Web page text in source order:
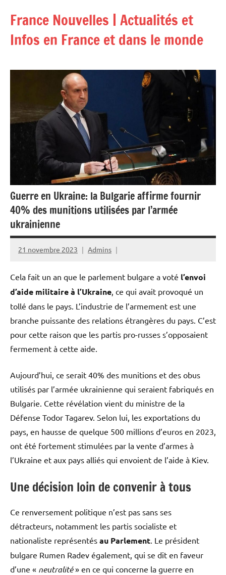
contenu
France Nouvelles | Actualités et
Infos en France et dans le monde
Guerre en Ukraine: la Bulgarie affirme fournir
40% des munitions utilisées par l’armée
ukrainienne
21 novembre 2023 Admins
Cela fait un an que le parlement bulgare a voté l’envoi
d’aide militaire à l’Ukraine , ce qui avait provoqué un
tollé dans le pays. L’industrie de l’armement est une
branche puissante des relations étrangères du pays. C’est
pour cette raison que les partis pro-russes s’opposaient
fermement à cette aide.
Aujourd’hui, ce serait 40% des munitions et des obus
utilisés par l’armée ukrainienne qui seraient fabriqués en
Bulgarie. Cette révélation vient du ministre de la
Défense Todor Tagarev. Selon lui, les exportations du
pays, en hausse de quelque 500 millions d’euros en 2023,
ont été fortement stimulées par la vente d’armes à
l’Ukraine et aux pays alliés qui envoient de l’aide à Kiev.
Une décision loin de convenir à tous
Ce renversement politique n’est pas sans ses
détracteurs, notamment les partis socialiste et
nationaliste représentés au Parlement . Le président
bulgare Rumen Radev également, qui se dit en faveur
d’une « neutralité» en ce qui concerne la guerre en